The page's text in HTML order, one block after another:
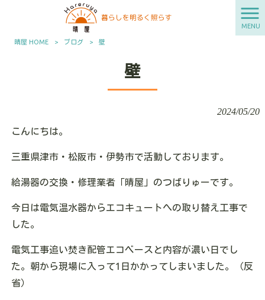
MENU
晴屋 HOME > ブログ > 壁
壁
2024/05/20
こんにちは。
三重県津市・松阪市・伊勢市で活動しております。
給湯器の交換・修理業者「晴屋」のつばりゅーです。
今日は電気温水器からエコキュートへの取り替え工事で
した。
電気工事追い焚き配管エコベースと内容が濃い日でし
た。朝から現場に入って1日かかってしまいました。（反
省）